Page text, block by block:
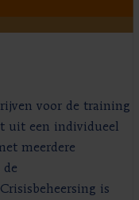
voor de training
uit een individueel
meerdere
de
is